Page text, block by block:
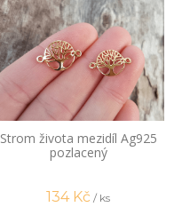
Strom života mezidíl Ag925
pozlacený
134 Kč / ks